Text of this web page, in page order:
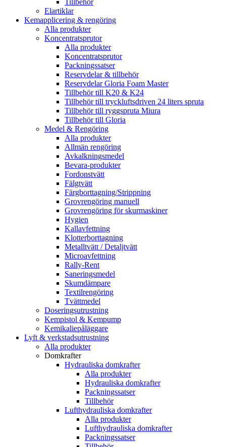
Tillbehör
Elartiklar
Kemapplicering & rengöring
Alla produkter
Koncentratsprutor
Alla produkter
Koncentratsprutor
Packningssatser
Reservdelar & tillbehör
Reservdelar Gloria Foam Master
Tillbehör till K20 & K24
Tillbehör till tryckluftsdriven 24 liters spruta
Tillbehör till ryggspruta Miura
Tillbehör till Gloria
Medel & Rengöring
Alla produkter
Allmän rengöring
Avkalkningsmedel
Bevara-produkter
Fordonstvätt
Fälgtvätt
Färgborttagning/Strippning
Grovrengöring manuell
Grovrengöring för skurmaskiner
Hygien
Kallavfettning
Klotterborttagning
Metalltvätt / Detaljtvätt
Microavfettning
Rally-Rent
Saneringsmedel
Skumdämpare
Textilrengöring
Tvättmedel
Doseringsutrustning
Kempistol & Kempump
Kemikaliepåläggare
Lyft & verkstadsutrustning
Alla produkter
Domkrafter
Hydrauliska domkrafter
Alla produkter
Hydrauliska domkrafter
Packningssatser
Tillbehör
Lufthydrauliska domkrafter
Alla produkter
Lufthydrauliska domkrafter
Packningssatser